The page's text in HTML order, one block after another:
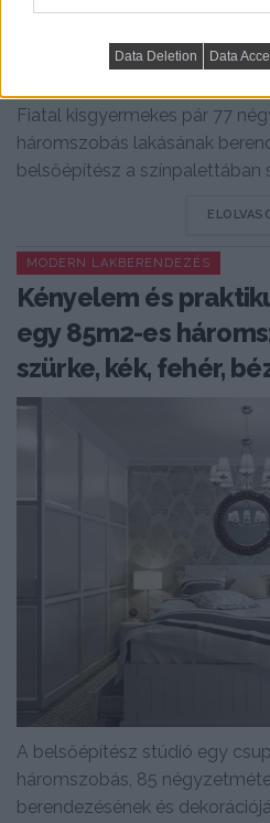
Data Deletion Data
Fiatal kisgyermekes pár 77
háromszobás lakásának
belsőépítész a színpalettában
MODERN LAKBERENDEZÉS
Kényelem és
egy 85m2-es
szürke, kék, fehér,
A belsőépítész stúdió egy
háromszobás, 85
berendezésének és